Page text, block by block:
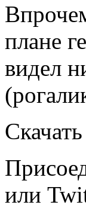
плане
видел
или